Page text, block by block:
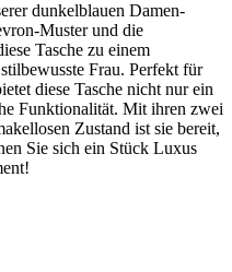
dunkelblauen Damen-
Muster und die
Tasche zu einem
Frau. Perfekt für
diese Tasche nicht nur ein
Funktionalität. Mit ihren zwei
Zustand ist sie bereit,
Sie sich ein Stück Luxus